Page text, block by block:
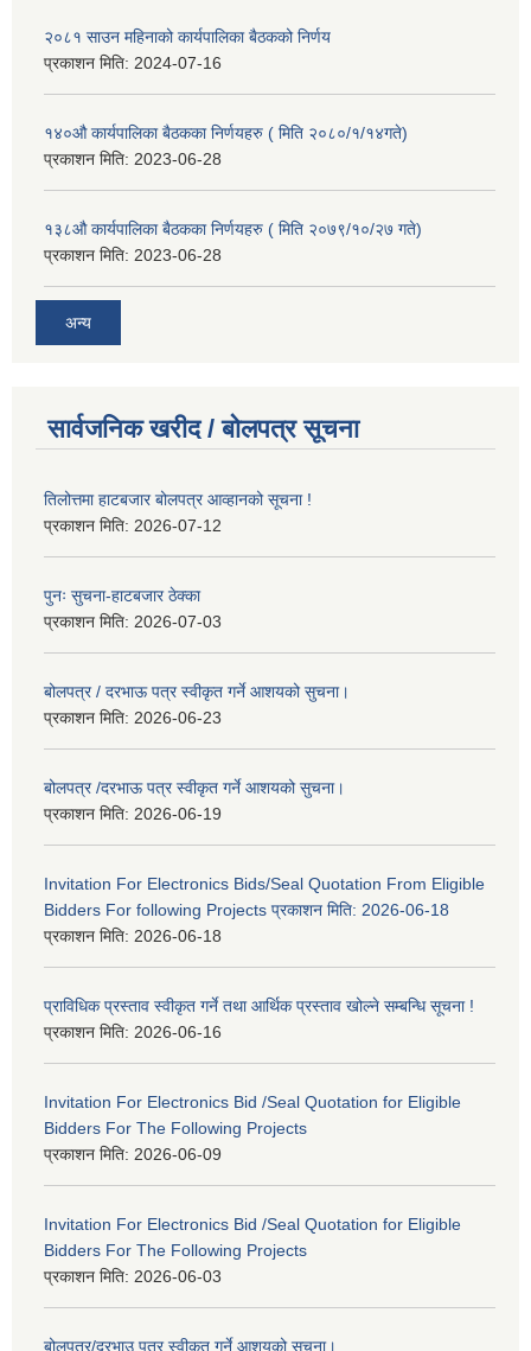
२०८१ साउन महिनाको कार्यपालिका बैठकको निर्णय
प्रकाशन मिति: 2024-07-16
१४०औ कार्यपालिका बैठकका निर्णयहरु ( मिति २०८०/१/१४गते)
प्रकाशन मिति: 2023-06-28
१३८औ कार्यपालिका बैठकका निर्णयहरु ( मिति २०७९/१०/२७ गते)
प्रकाशन मिति: 2023-06-28
अन्य
सार्वजनिक खरीद / बोलपत्र सूचना
तिलोत्तमा हाटबजार बोलपत्र आव्हानको सूचना !
प्रकाशन मिति: 2026-07-12
पुनः सुचना-हाटबजार ठेक्का
प्रकाशन मिति: 2026-07-03
बोलपत्र / दरभाऊ पत्र स्वीकृत गर्ने आशयको सुचना।
प्रकाशन मिति: 2026-06-23
बोलपत्र /दरभाऊ पत्र स्वीकृत गर्ने आशयको सुचना।
प्रकाशन मिति: 2026-06-19
Invitation For Electronics Bids/Seal Quotation From Eligible
Bidders For following Projects प्रकाशन मिति: 2026-06-18
प्रकाशन मिति: 2026-06-18
प्राविधिक प्रस्ताव स्वीकृत गर्ने तथा आर्थिक प्रस्ताव खोल्ने सम्बन्धि सूचना !
प्रकाशन मिति: 2026-06-16
Invitation For Electronics Bid /Seal Quotation for Eligible
Bidders For The Following Projects
प्रकाशन मिति: 2026-06-09
Invitation For Electronics Bid /Seal Quotation for Eligible
Bidders For The Following Projects
प्रकाशन मिति: 2026-06-03
बोलपत्र/दरभाउ पत्र स्वीकृत गर्ने आशयको सूचना।